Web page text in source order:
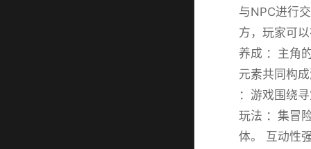
与NPC进行
方，玩家可
养成 ：主角
元素共同构
：游戏围绕
玩法 ：集冒
体。 互动性